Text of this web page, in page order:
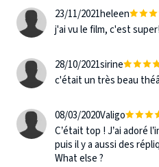
23/11/2021heleen
j'ai vu le film, c'est super!
28/10/2021sirine
c'était un très beau
08/03/2020Valigo
C’était top ! J’ai adoré
puis il y a aussi des
What else ?